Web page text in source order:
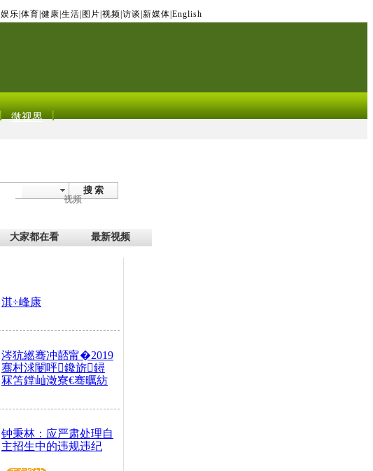
娱乐 体育 健康 生活 图片 视频 访谈 新媒体 English
微视界
搜 索
视频
大家都在看 最新视频
淇÷峰康
涔犺繎骞冲嚭甯�2019
骞村浗闄呯鑱旂鐞
冧笘鐣屾澂寮€骞曞紡
钟秉林：应严肃处理自
主招生中的违规违纪